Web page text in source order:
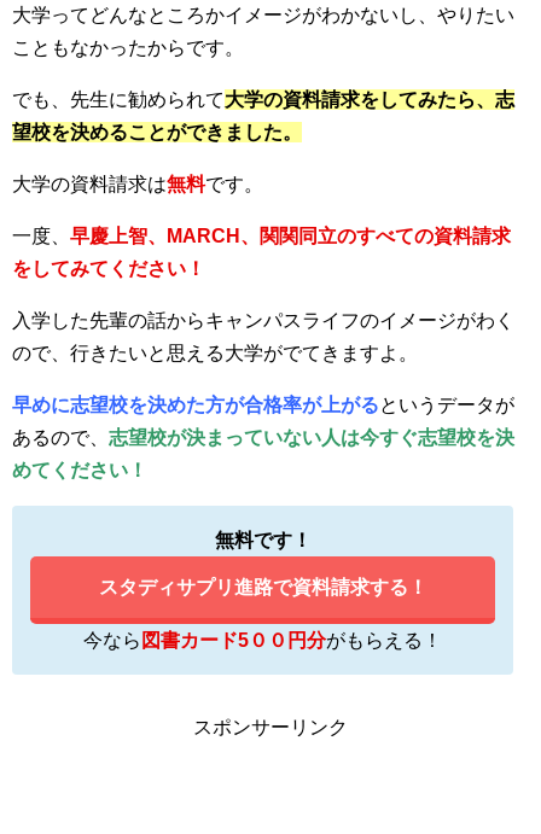
大学ってどんなところかイメージがわかないし、やりたい
こともなかったからです。
でも、先生に勧められて大学の資料請求をしてみたら、志
望校を決めることができました。
大学の資料請求は無料です。
一度、 早慶上智、MARCH、関関同立のすべての資料請求
をしてみてください！
入学した先輩の話からキャンパスライフのイメージがわく
ので、行きたいと思える大学がでてきますよ。
早めに志望校を決めた方が合格率が上がるというデータが
あるので、 志望校が決まっていない人は今すぐ志望校を決
めてください！
無料です！
スタディサプリ進路で資料請求する！
今なら 図書カード5００円分がもらえる！
スポンサーリンク